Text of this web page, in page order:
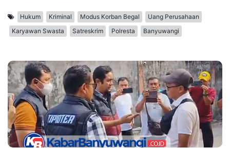
Hukum Kriminal Modus Korban Begal
Uang Perusahaan
Karyawan Swasta
Satreskrim Polresta Banyuwangi